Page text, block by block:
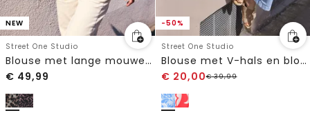
NEW
Street One Studio
Blouse met lange mouwen van chiffon met strik
€ 49,99
-50%
Street One Studio
Blouse met V-hals en bloemenpatroon
€ 20,00€39,99